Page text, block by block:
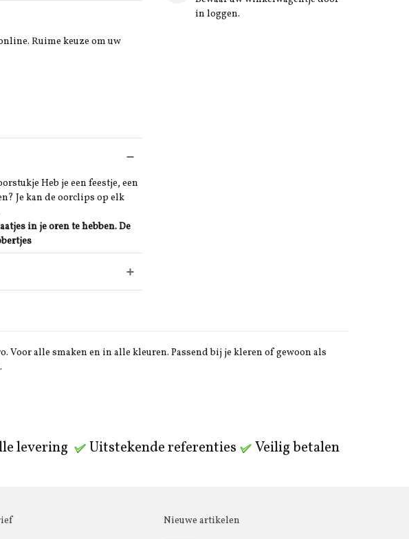
Ruime keuze om uw
Heb je een feestje, een
Je kan de oorclips op elk
in je oren te hebben. De
in loggen.
alle smaken en in alle kleuren. Passend bij je kleren of gewoon als
levering Uitstekende referenties Veilig betalen
Nieuwe artikelen